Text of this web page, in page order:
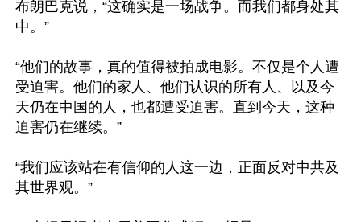
布朗巴克说，“这确实是一场战争。而我们都身处其
中。”
“他们的故事，真的值得被拍成电影。不仅是个人遭
受迫害。他们的家人、他们认识的所有人、以及今
天仍在中国的人，也都遭受迫害。直到今天，这种
迫害仍在继续。”
“我们应该站在有信仰的人这一边，正面反对中共及
其世界观。”